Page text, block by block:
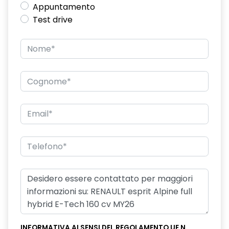
disattivazione ADAS
doppio fondo bagagliaio
eCall funzionalità soggetta a copertura di rete;
ECLHB4
emergency lane keep assist assistenza d'emergenza al
mantenimento della corsia
SHAPE
flying consolle
frecce di direzione
Appuntamento
Test drive